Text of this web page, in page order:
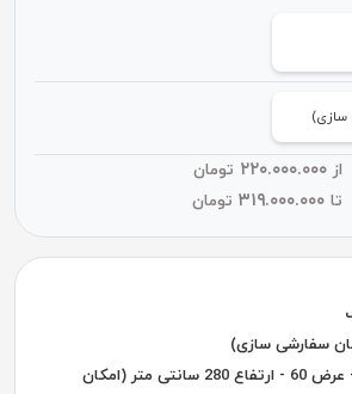
سفارشی سازی)
طول 300 - عرض 60 - ارتفاع 280 سانتی متر (امکان
سازی)
از۲۲۰.۰۰۰.۰۰۰
تومان
تا
تومان